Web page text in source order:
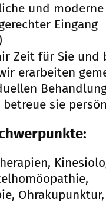
und moderne
Eingang
Zeit für Sie und
erarbeiten
sie
Ohrakupunktur,